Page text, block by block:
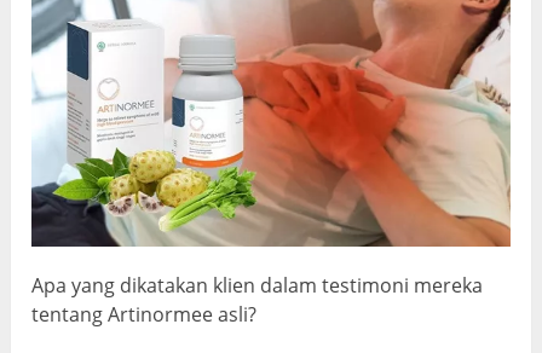
Apa yang dikatakan klien dalam testimoni mereka
tentang Artinormee asli?